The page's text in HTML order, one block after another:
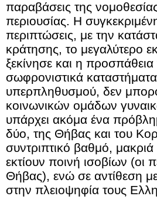
παραβάσεις της
περιουσίας. Η
περιπτώσεις, με την
κράτησης, το μεγαλύτερο
ξεκίνησε και η προσπάθεια
σωφρονιστικά
υπερπληθυσμού, δεν
κοινωνικών ομάδων
υπάρχει ακόμα ένα
δύο, της Θήβας και του
συντριπτικό βαθμό,
εκτίουν ποινή ισοβίων (οι
Θήβας), ενώ σε αντίθεση με
στην πλειοψηφία τους